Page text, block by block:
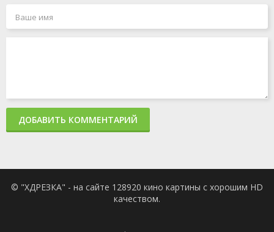
ДОБАВИТЬ КОММЕНТАРИЙ
© "ХДРЕЗКА" - на сайте 128920 кино картины с хорошим HD
качеством.